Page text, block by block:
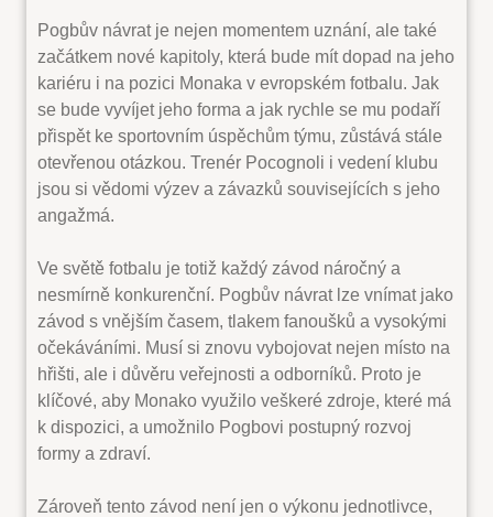
Pogbův návrat je nejen momentem uznání, ale také
začátkem nové kapitoly, která bude mít dopad na jeho
kariéru i na pozici Monaka v evropském fotbalu. Jak
se bude vyvíjet jeho forma a jak rychle se mu podaří
přispět ke sportovním úspěchům týmu, zůstává stále
otevřenou otázkou. Trenér Pocognoli i vedení klubu
jsou si vědomi výzev a závazků souvisejících s jeho
angažmá.
Ve světě fotbalu je totiž každý závod náročný a
nesmírně konkurenční. Pogbův návrat lze vnímat jako
závod s vnějším časem, tlakem fanoušků a vysokými
očekáváními. Musí si znovu vybojovat nejen místo na
hřišti, ale i důvěru veřejnosti a odborníků. Proto je
klíčové, aby Monako využilo veškeré zdroje, které má
k dispozici, a umožnilo Pogbovi postupný rozvoj
formy a zdraví.
Zároveň tento závod není jen o výkonu jednotlivce,